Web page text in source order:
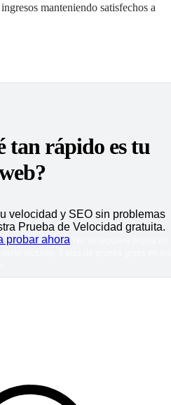
manteniendo satisfechos a
tan rápido es tu
velocidad y SEO sin problemas
Prueba de Velocidad gratuita.
probar ahora